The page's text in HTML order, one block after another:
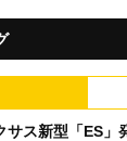
サス新型「ES」